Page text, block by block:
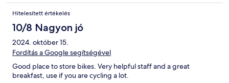
Hitelesített értékelés
10/8 Nagyon jó
2024. október 15.
Fordítás a Google segítségével
Good place to store bikes. Very helpful staff and a great
breakfast, use if you are cycling a lot.